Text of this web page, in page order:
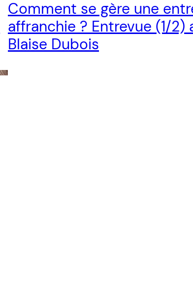
Comment se gère une
affranchie ? Entrevue (1/2)
Blaise Dubois